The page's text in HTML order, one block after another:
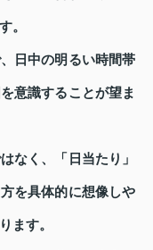
。
日中の明るい時間帯
意識することが望ま
なく、「日当たり」
を具体的に想像しや
ます。